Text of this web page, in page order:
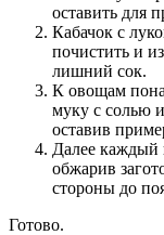
оставить для
Кабачок с
почистить и
лишний сок.
К овощам
муку с солью
оставив
Далее каждый
обжарив
стороны до
Готово.